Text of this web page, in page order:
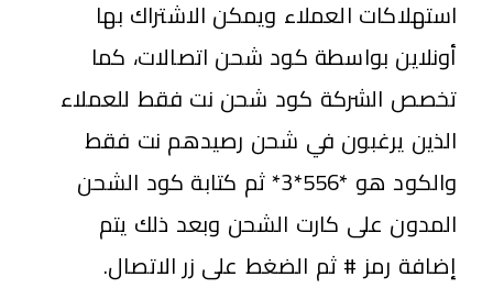
استهلاكات العملاء ويمكن الاشتراك بها
أونلاين بواسطة كود شحن اتصالات، كما
تخصص الشركة كود شحن نت فقط للعملاء
الذين يرغبون في شحن رصيدهم نت فقط
والكود هو *556*3* ثم كتابة كود الشحن
المدون على كارت الشحن وبعد ذلك يتم
إضافة رمز # ثم الضغط على زر الاتصال.